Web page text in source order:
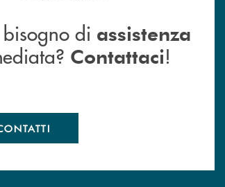
di assistenza
Contattaci!